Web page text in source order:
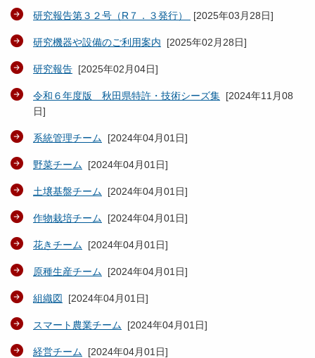
研究報告第３２号（R７．３発行） [2025年03月28日]
研究機器や設備のご利用案内 [2025年02月28日]
研究報告 [2025年02月04日]
令和６年度版 秋田県特許・技術シーズ集 [2024年11月08
日]
系統管理チーム [2024年04月01日]
野菜チーム [2024年04月01日]
土壌基盤チーム [2024年04月01日]
作物栽培チーム [2024年04月01日]
花きチーム [2024年04月01日]
原種生産チーム [2024年04月01日]
組織図 [2024年04月01日]
スマート農業チーム [2024年04月01日]
経営チーム [2024年04月01日]